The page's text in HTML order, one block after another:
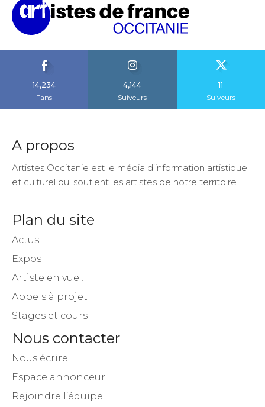
14,234
Fans
4,144
Suiveurs
11
Suiveurs
A propos
Artistes Occitanie est le média d’information artistique
et culturel qui soutient les artistes de notre territoire.
Plan du site
Actus
Expos
Artiste en vue !
Appels à projet
Stages et cours
Nous contacter
Nous écrire
Espace annonceur
Rejoindre l’équipe